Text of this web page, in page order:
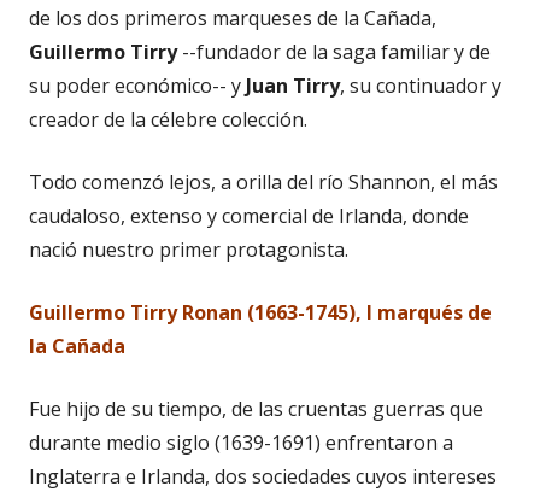
de los dos primeros marqueses de la Cañada,
Guillermo Tirry--fundador de la saga familiar y de
su poder económico-- y Juan Tirry, su continuador y
creador de la célebre colección.
Todo comenzó lejos, a orilla del río Shannon, el más
caudaloso, extenso y comercial de Irlanda, donde
nació nuestro primer protagonista.
Guillermo Tirry Ronan (1663-1745), I marqués de
la Cañada
Fue hijo de su tiempo, de las cruentas guerras que
durante medio siglo (1639-1691) enfrentaron a
Inglaterra e Irlanda, dos sociedades cuyos intereses